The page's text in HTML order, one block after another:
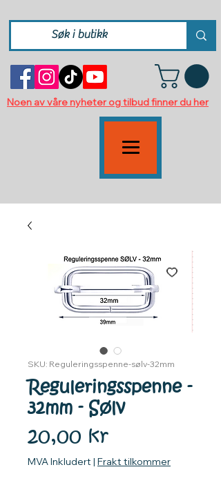
Noen av våre nyheter og tilbud finner du her
SKU: Reguleringsspenne-sølv-32mm
Reguleringsspenne -
32mm - Sølv
20,00 krPris
MVA Inkludert | Frakt tilkommer